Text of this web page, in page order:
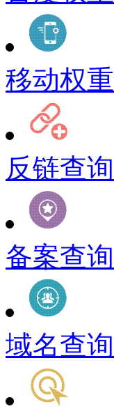
移动权重
反链查询
备案查询
域名查询